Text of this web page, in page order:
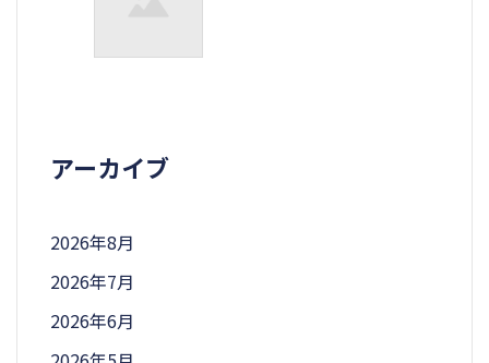
アーカイブ
2026年8月
2026年7月
2026年6月